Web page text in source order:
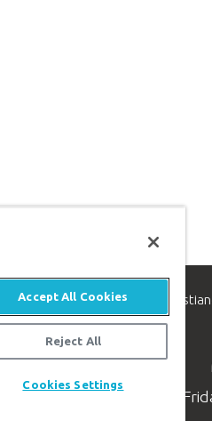
dedicado a ayudar a los
Available
Accept All Cookies
Reject All
Cookies Settings